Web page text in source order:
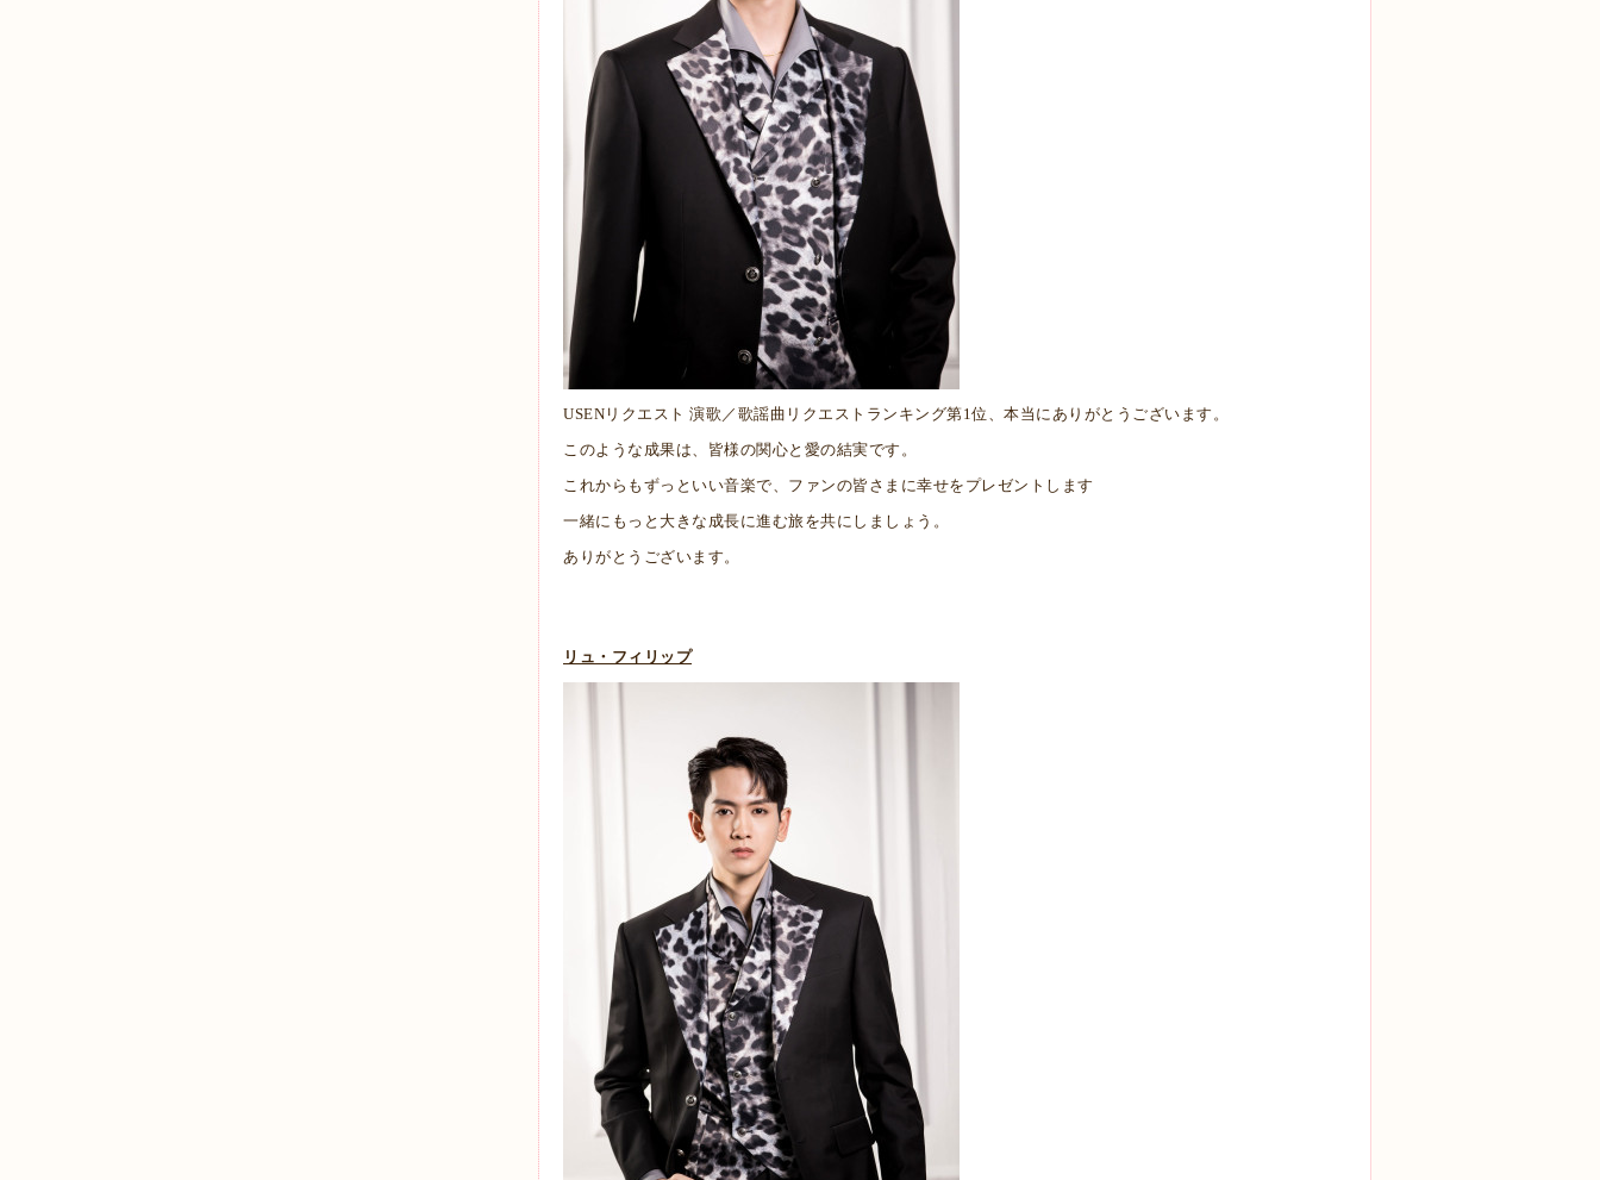
USENリクエスト 演歌／歌謡曲リクエストランキング第1位、本当にありがとうございます。
このような成果は、皆様の関心と愛の結実です。
これからもずっといい音楽で、ファンの皆さまに幸せをプレゼントします
一緒にもっと大きな成長に進む旅を共にしましょう。
ありがとうございます。
リュ・フィリップ